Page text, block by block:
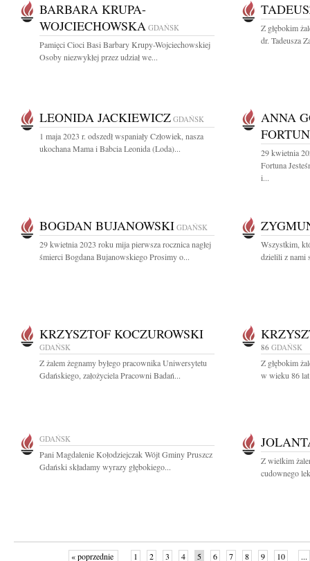
BARBARA KRUPA-
WOJCIECHOWSKA GDAŃSK
Pamięci Cioci Basi Barbary Krupy-Wojciechowskiej
Osoby niezwykłej przez udział we...
Z głębokim
dr. Tadeusza
LEONIDA JACKIEWICZ GDAŃSK
1 maja 2023 r. odszedł wspaniały Człowiek, nasza
ukochana Mama i Babcia Leonida (Loda)...
ANNA
29 kwietnia
Fortuna
i...
BOGDAN BUJANOWSKI GDAŃSK
29 kwietnia 2023 roku mija pierwsza rocznica nagłej
śmierci Bogdana Bujanowskiego Prosimy o...
Wszystkim,
dzielili z nami
KRZYSZTOF KOCZUROWSKI
GDAŃSK
Z żalem żegnamy byłego pracownika Uniwersytetu
Gdańskiego, założyciela Pracowni Badań...
86 GDAŃSK
Z głębokim
w wieku 86 lat
GDAŃSK
Pani Magdalenie Kołodziejczak Wójt Gminy Pruszcz
Gdański składamy wyrazy głębokiego...
Z wielkim
cudownego
« poprzednie 1 2 3 4 5 6 7 8 9 10 ...